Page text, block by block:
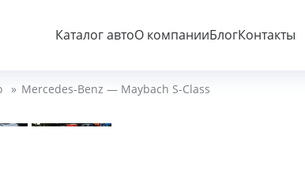
Каталог автоО компанииБлогКонтакты
» Mercedes-Benz — Maybach S-Class